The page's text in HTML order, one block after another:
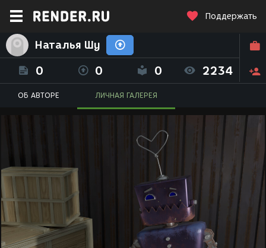
Поддержать
Наталья Шу
0 0 0 2234
ОБ АВТОРЕ ЛИЧНАЯ ГАЛЕРЕЯ